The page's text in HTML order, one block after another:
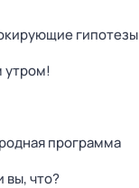
гипотезы
утром!
программа
вы, что?